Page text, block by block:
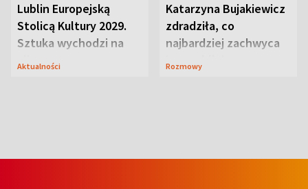
Lublin Europejską
Stolicą Kultury 2029.
Sztuka wychodzi na
ulice
Aktualności
Katarzyna Bujakiewicz
zdradziła, co
najbardziej zachwyca
ją w Lublinie
Rozmowy